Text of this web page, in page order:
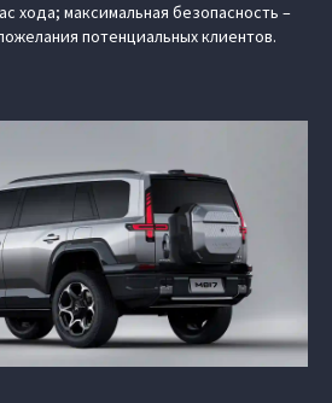
хода; максимальная безопасность –
потенциальных клиентов.